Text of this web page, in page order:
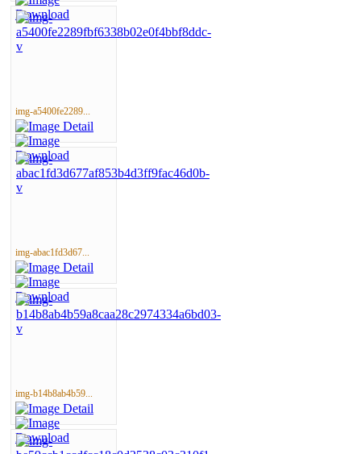
img-a5400fe2289...
img-abac1fd3d67...
img-b14b8ab4b59...